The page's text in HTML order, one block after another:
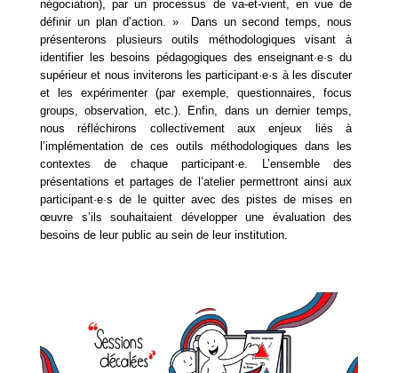
négociation), par un processus de va-et-vient, en vue de
définir un plan d’action. »  Dans un second temps, nous
présenterons plusieurs outils méthodologiques visant à
identifier les besoins pédagogiques des enseignant·e·s du
supérieur et nous inviterons les participant·e·s à les discuter
et les expérimenter (par exemple, questionnaires, focus
groups, observation, etc.). Enfin, dans un dernier temps,
nous réfléchirons collectivement aux enjeux liés à
l’implémentation de ces outils méthodologiques dans les
contextes de chaque participant·e. L’ensemble des
présentations et partages de l’atelier permettront ainsi aux
participant·e·s de le quitter avec des pistes de mises en
œuvre s’ils souhaitaient développer une évaluation des
besoins de leur public au sein de leur institution.